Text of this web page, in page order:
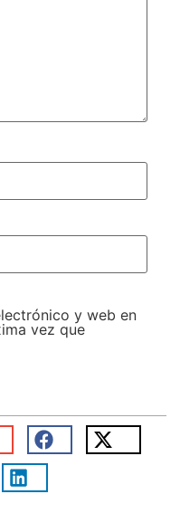
y web en
vez que